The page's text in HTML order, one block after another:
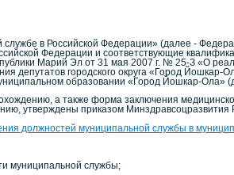
в Российской Федерации» (далее -
Федерации и соответствующие
Марий Эл от 31 мая 2007 г. № 25-З «О
депутатов городского округа «Город Йошкар-
образовании «Город Йошкар-Ола»
а также форма заключения
утверждены приказом Минздравсоцразвития
должностей муниципальной службы в
муниципальной службы;